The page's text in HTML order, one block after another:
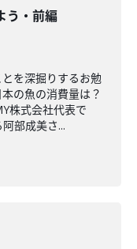
う・前編
を深掘りするお勉
の魚の消費量は？
株式会社代表で
部成美さ...